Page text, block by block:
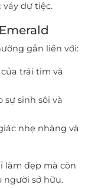
váy dự tiệc.
gắn liền với:
trái tim và
sự sinh sôi và
nhẹ nhàng và
làm đẹp mà còn
người sở hữu.